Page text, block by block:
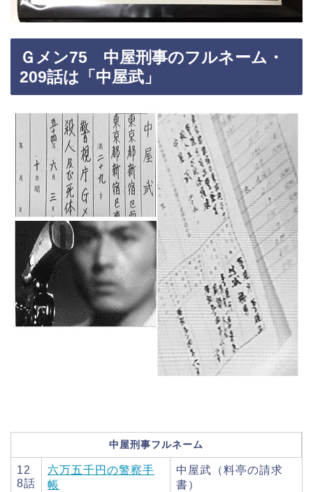
Ｇメン75 中屋刑事のフルネーム・
209話は「中屋武」
中屋刑事フルネーム
12
8話
六万五千円の警察手
帳
中屋武（料亭の請求
書）